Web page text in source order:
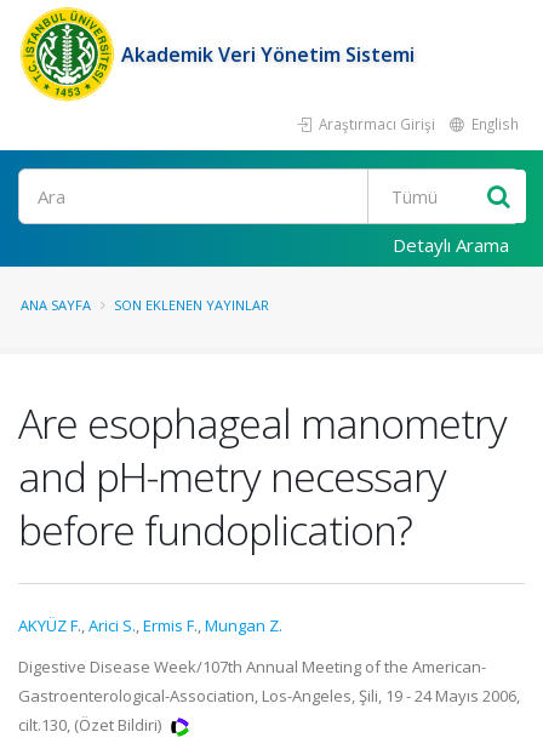
Akademik Veri Yönetim Sistemi
Araştırmacı Girişi English
Ara
Detaylı Arama
ANA SAYFA SON EKLENEN YAYINLAR
Are esophageal manometry
and pH-metry necessary
before fundoplication?
AKYÜZ F.,Arici S.,Ermis F.,Mungan Z.
Digestive Disease Week/107th Annual Meeting of the American-
Gastroenterological-Association, Los-Angeles, Şili, 19 - 24 Mayıs 2006,
cilt.130, (Özet Bildiri)